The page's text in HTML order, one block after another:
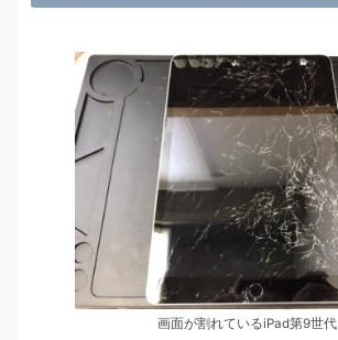
画面が割れているiPad第9世代